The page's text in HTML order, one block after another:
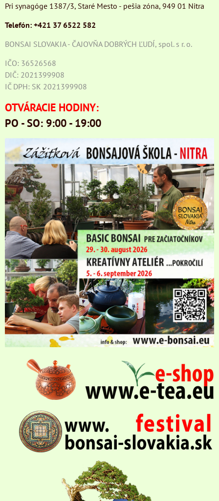
Pri synagóge 1387/3, Staré Mesto - pešia zóna, 949 01 Nitra
Telefón: +421 37 6522 582
BONSAI SLOVAKIA - ČAJOVŇA DOBRÝCH ĽUDÍ, spol. s r. o.
IČO: 36526568
DIČ: 2021399908
IČ DPH: SK 2021399908
OTVÁRACIE HODINY:
PO - SO: 9:00 - 19:00